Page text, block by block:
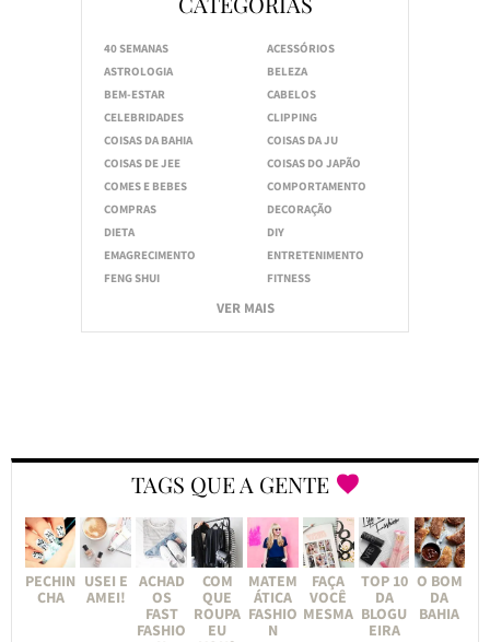
40 SEMANAS
ACESSÓRIOS
ASTROLOGIA
BELEZA
BEM-ESTAR
CABELOS
CELEBRIDADES
CLIPPING
COISAS DA BAHIA
COISAS DA JU
COISAS DE JEE
COISAS DO JAPÃO
COMES E BEBES
COMPORTAMENTO
COMPRAS
DECORAÇÃO
DIETA
DIY
EMAGRECIMENTO
ENTRETENIMENTO
FENG SHUI
FITNESS
VER MAIS
TAGS QUE A GENTE
PECHIN
CHA
USEI E
AMEI!
ACHAD
OS
FAST
FASHIO
COM
QUE
ROUPA
EU
MATEM
ÁTICA
FASHIO
N
FAÇA
VOCÊ
MESMA
TOP 10
DA
BLOGU
EIRA
O BOM
DA
BAHIA